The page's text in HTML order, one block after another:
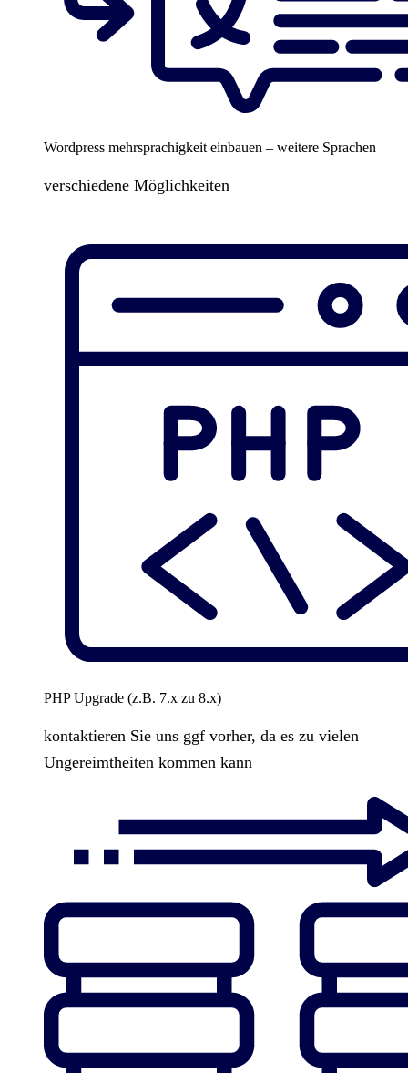
Wordpress mehrsprachigkeit einbauen – weitere Sprachen
verschiedene Möglichkeiten
PHP Upgrade (z.B. 7.x zu 8.x)
kontaktieren Sie uns ggf vorher, da es zu vielen
Ungereimtheiten kommen kann